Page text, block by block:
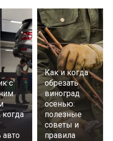
с
когда
авто
Как и когда
обрезать
виноград
осенью:
полезные
советы и
правила